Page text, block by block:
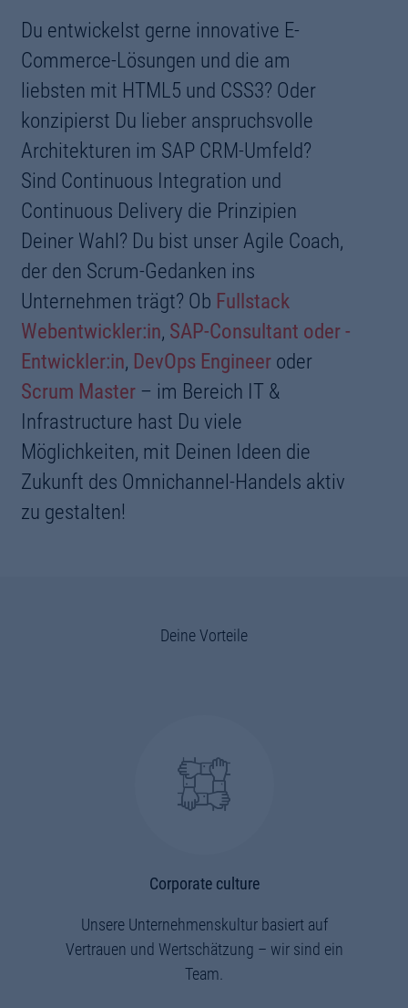
Du entwickelst gerne innovative E-
Commerce-Lösungen und die am
liebsten mit HTML5 und CSS3? Oder
konzipierst Du lieber anspruchsvolle
Architekturen im SAP CRM-Umfeld?
Sind Continuous Integration und
Continuous Delivery die Prinzipien
Deiner Wahl? Du bist unser Agile Coach,
der den Scrum-Gedanken ins
Unternehmen trägt? Ob Fullstack
Webentwickler:in, SAP-Consultant oder -
Entwickler:in, DevOps Engineeroder
Scrum Master– im Bereich IT &
Infrastructure hast Du viele
Möglichkeiten, mit Deinen Ideen die
Zukunft des Omnichannel-Handels aktiv
zu gestalten!
Deine Vorteile
Corporate culture
Unsere Unternehmenskultur basiert auf
Vertrauen und Wertschätzung – wir sind ein
Team.